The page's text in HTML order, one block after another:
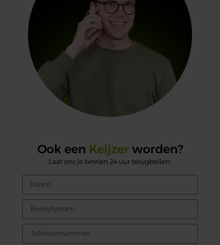
Ook een Keijzer worden?
Laat ons je binnen 24 uur terugbellen.